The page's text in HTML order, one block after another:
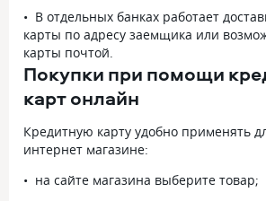
В отдельных банках работает
карты по адресу заемщика или
карты почтой.
Покупки при помощи
карт онлайн
Кредитную карту удобно применять
интернет магазине:
на сайте магазина выберите товар;